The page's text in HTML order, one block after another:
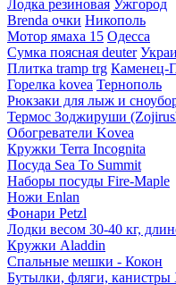
Лодка резиновая Ужгород
Brenda очки Никополь
Мотор ямаха 15 Одесса
Сумка поясная deuter
Плитка tramp trg Каменец-
Горелка kovea Тернополь
Рюкзаки для лыж и
Термос Зоджируши
Обогреватели Kovea
Кружки Terra Incognita
Посуда Sea To Summit
Наборы посуды Fire-Maple
Ножи Enlan
Фонари Petzl
Лодки весом 30-40 кг,
Кружки Aladdin
Спальные мешки - Кокон
Бутылки, фляги, канистры